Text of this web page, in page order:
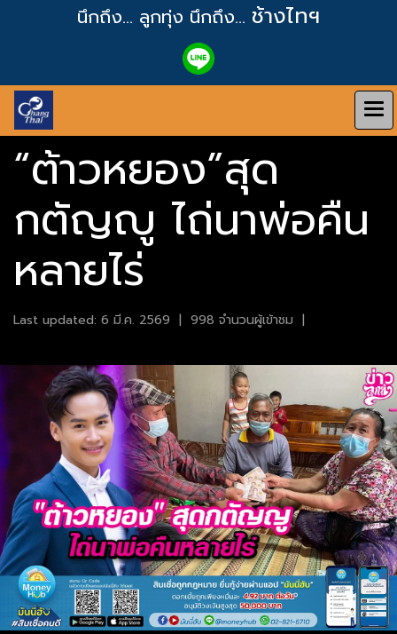
นึกถึง... ลูกทุ่ง นึกถึง... ช้างไทฯ
“ต้าวหยอง”สุด
กตัญญู ไถ่นาพ่อคืน
หลายไร่
Last updated: 6 มี.ค. 2569 | 998 จำนวนผู้เข้าชม |